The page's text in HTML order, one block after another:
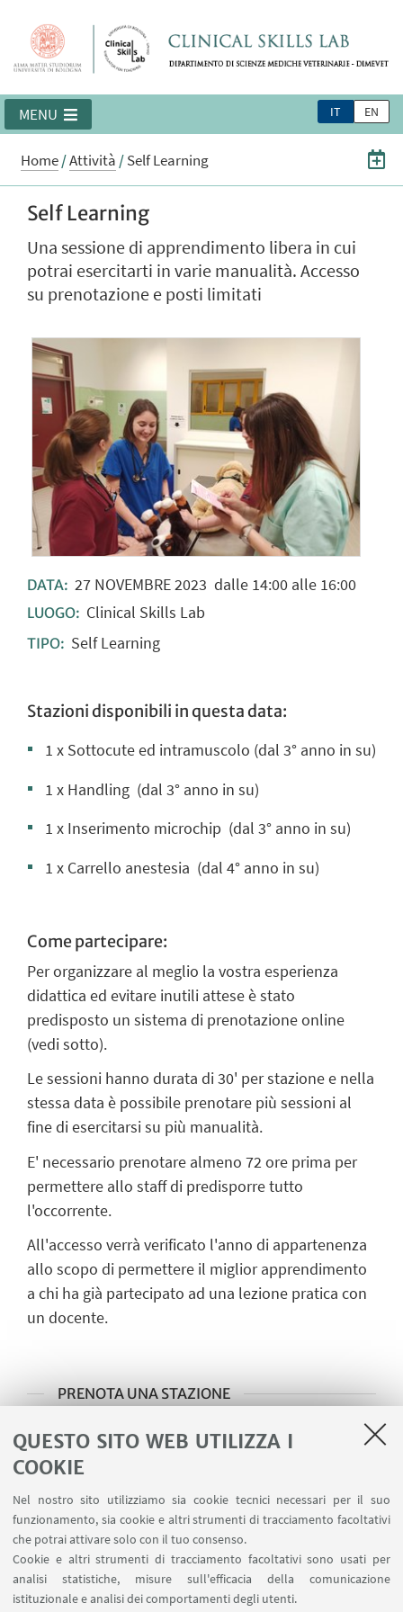
QUESTO SITO WEB UTILIZZA I
COOKIE
Nel nostro sito utilizziamo sia cookie tecnici necessari per il suo
funzionamento, sia cookie e altri strumenti di tracciamento facoltativi
che potrai attivare solo con il tuo consenso.
Cookie e altri strumenti di tracciamento facoltativi sono usati per
analisi statistiche, misure sull'efficacia della comunicazione
istituzionale e analisi dei comportamenti degli utenti.
IT EN
MENU
Home/Attività /Self Learning
Self Learning
Una sessione di apprendimento libera in cui
potrai esercitarti in varie manualità. Accesso
su prenotazione e posti limitati
DATA: 27NOVEMBRE2023 dalle 14:00 alle 16:00
LUOGO: Clinical Skills Lab
TIPO: Self Learning
Stazioni disponibili in questa data:
1 x Sottocute ed intramuscolo (dal 3° anno in su)
1 x Handling (dal 3° anno in su)
1 x Inserimento microchip (dal 3° anno in su)
1 x Carrello anestesia (dal 4° anno in su)
Come partecipare:
Per organizzare al meglio la vostra esperienza
didattica ed evitare inutili attese è stato
predisposto un sistema di prenotazione online
(vedi sotto).
Le sessioni hanno durata di 30' per stazione e nella
stessa data è possibile prenotare più sessioni al
fine di esercitarsi su più manualità.
E' necessario prenotare almeno 72 ore prima per
permettere allo staff di predisporre tutto
l'occorrente.
All'accesso verrà verificato l'anno di appartenenza
allo scopo di permettere il miglior apprendimento
a chi ha già partecipato ad una lezione pratica con
un docente.
PRENOTA UNA STAZIONE
SC e IM
Handling
Inserimento microchip
Carrello anestesia